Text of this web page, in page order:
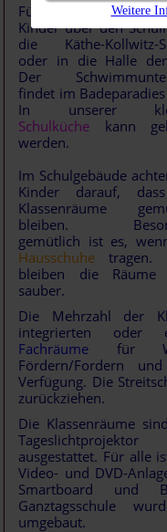
Für den Sport
Kinder über den
die Käthe-Kollwitz-
oder in die Halle der
Der
findet im
In unserer
Schulküche kann
werden.
Im Schulgebäude
Kinder darauf,
Klassenräume
bleiben.
gemütlich ist es,
Hausschuhe tragen.
bleiben die Räume
sauber.
Die Mehrzahl der
integrierten oder
Fachräume für
Fördern/Fordern
Verfügung. Die
zurückziehen.
Die Klassenräume
ausgestattet. Für alle
Video- und DVD-
Smartboard und
Ganztagsschule
umgebaut.
Weitere